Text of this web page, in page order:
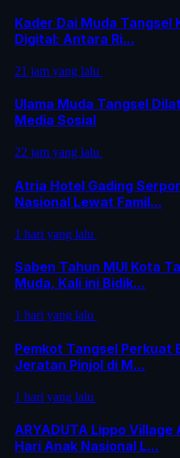
Kader Dai Muda Tangsel
Digital: Antara Ri...
21 jam yang lalu
Ulama Muda Tangsel
Media Sosial
22 jam yang lalu
Atria Hotel Gading
Nasional Lewat Famil...
1 hari yang lalu
Saben Tahun MUI Kota
Muda, Kali ini Bidik...
1 hari yang lalu
Pemkot Tangsel Perkuat
Jeratan Pinjol di M...
1 hari yang lalu
ARYADUTA Lippo Village
Hari Anak Nasional L...